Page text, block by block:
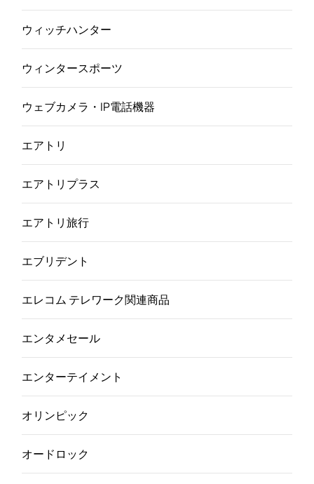
ウィッチハンター
ウィンタースポーツ
ウェブカメラ・IP電話機器
エアトリ
エアトリプラス
エアトリ旅行
エブリデント
エレコム テレワーク関連商品
エンタメセール
エンターテイメント
オリンピック
オードロック